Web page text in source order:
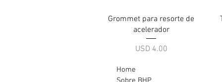
Vista rápida
Grommet para resorte de
acelerador
Precio
USD 4.00
Home